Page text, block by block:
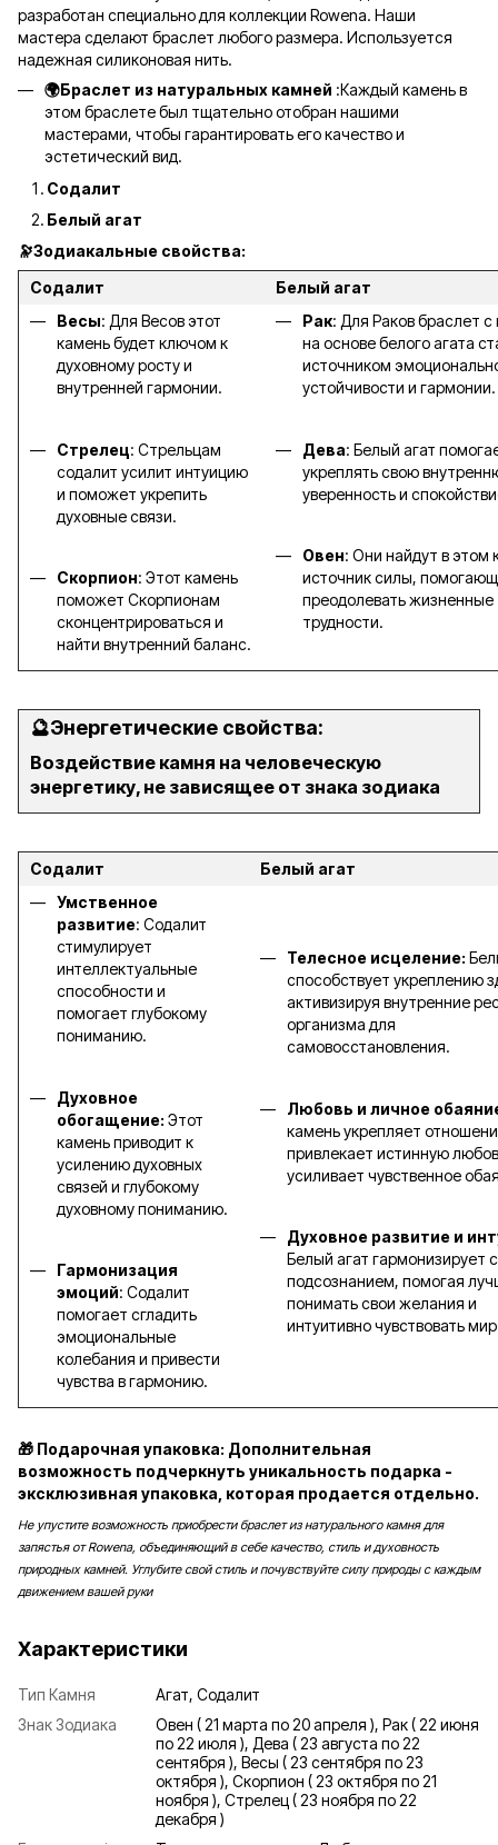
разработан специально для коллекции Rowena. Наши
мастера сделают браслет любого размера. Используется
надежная силиконовая нить.
🌍Браслет из натуральных камней :Каждый камень в
этом браслете был тщательно отобран нашими
мастерами, чтобы гарантировать его качество и
эстетический вид.
Содалит
Белый агат
🔭Зодиакальные свойства:
Содалит
Белый агат
Весы: Для Весов этот
камень будет ключом к
духовному росту и
внутренней гармонии.
Стрелец: Стрельцам
содалит усилит интуицию
и поможет укрепить
духовные связи.
Скорпион: Этот камень
поможет Скорпионам
сконцентрироваться и
найти внутренний баланс.
Рак: Для Раков браслет
на основе белого агата
источником
устойчивости и гармонии.
Дева: Белый агат
укреплять свою
уверенность и
Овен: Они найдут в этом
источник силы,
преодолевать жизненные
трудности.
🔮Энергетические свойства:
Воздействие камня на человеческую
энергетику, не зависящее от знака зодиака
Содалит
Белый агат
Умственное
развитие: Содалит
стимулирует
интеллектуальные
способности и
помогает глубокому
пониманию.
Духовное
обогащение: Этот
камень приводит к
усилению духовных
связей и глубокому
духовному пониманию.
Гармонизация
эмоций: Содалит
помогает сгладить
эмоциональные
колебания и привести
чувства в гармонию.
Телесное исцеление:
способствует укреплению
активизируя внутренние
организма для
самовосстановления.
Любовь и личное
камень укрепляет
привлекает истинную
усиливает чувственное
Духовное развитие и
Белый агат гармонизирует
подсознанием, помогая
понимать свои желания и
интуитивно чувствовать
🎁 Подарочная упаковка: Дополнительная
возможность подчеркнуть уникальность подарка -
эксклюзивная упаковка, которая продается отдельно.
Не упустите возможность приобрести браслет из натурального камня для
запястья от Rowena, объединяющий в себе качество, стиль и духовность
природных камней. Углубите свой стиль и почувствуйте силу природы с каждым
движением вашей руки
Характеристики
Тип Камня
Агат, Содалит
Знак Зодиака
Овен ( 21 марта по 20 апреля ), Рак ( 22 июня
по 22 июля ), Дева ( 23 августа по 22
сентября ), Весы ( 23 сентября по 23
октября ), Скорпион ( 23 октября по 21
ноября ), Стрелец ( 23 ноября по 22
декабря )